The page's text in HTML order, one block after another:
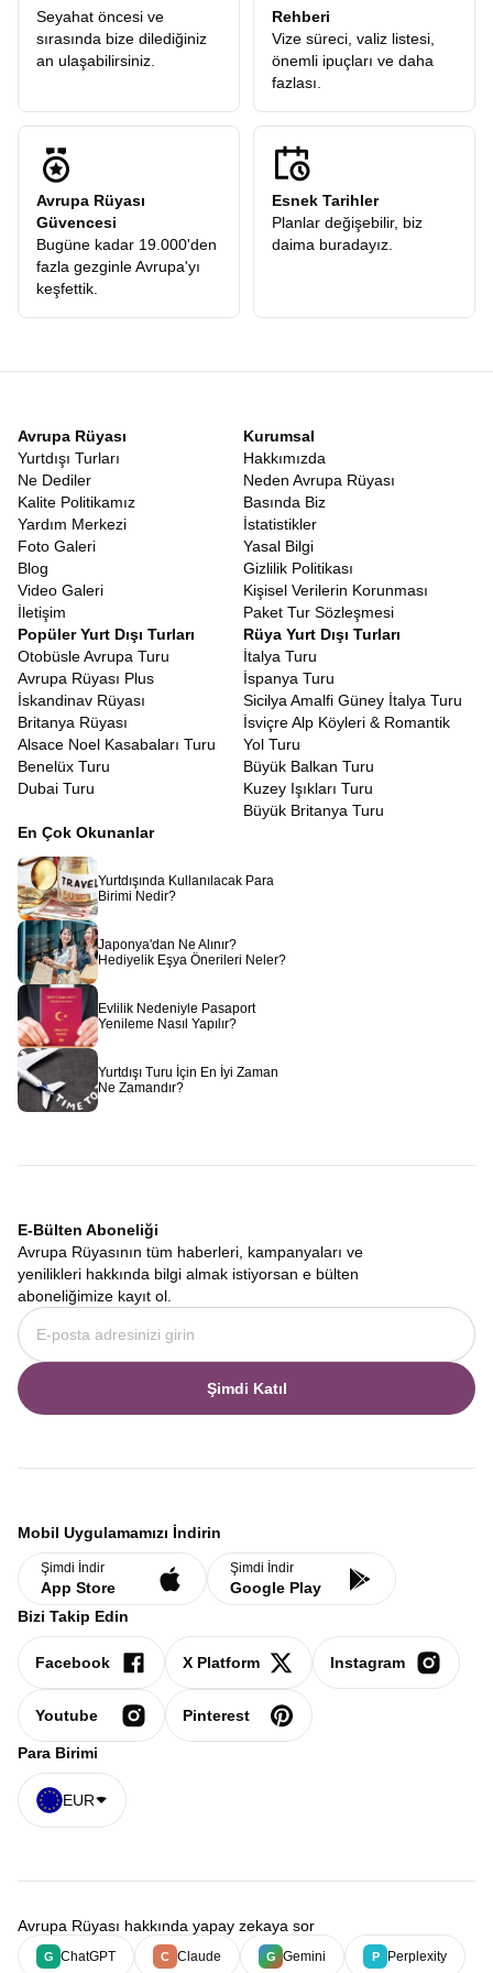
Seyahat öncesi ve
sırasında bize dilediğiniz
an ulaşabilirsiniz.
Rehberi
Vize süreci, valiz listesi,
önemli ipuçları ve daha
fazlası.
Avrupa Rüyası
Güvencesi
Bugüne kadar 19.000'den
fazla gezginle Avrupa'yı
keşfettik.
Esnek Tarihler
Planlar değişebilir, biz
daima buradayız.
Avrupa Rüyası
Yurtdışı Turları
Ne Dediler
Kalite Politikamız
Yardım Merkezi
Foto Galeri
Blog
Video Galeri
İletişim
Kurumsal
Hakkımızda
Neden Avrupa Rüyası
Basında Biz
İstatistikler
Yasal Bilgi
Gizlilik Politikası
Kişisel Verilerin Korunması
Paket Tur Sözleşmesi
Popüler Yurt Dışı Turları
Otobüsle Avrupa Turu
Avrupa Rüyası Plus
İskandinav Rüyası
Britanya Rüyası
Alsace Noel Kasabaları Turu
Benelüx Turu
Dubai Turu
Rüya Yurt Dışı Turları
İtalya Turu
İspanya Turu
Sicilya Amalfi Güney İtalya Turu
İsviçre Alp Köyleri & Romantik
Yol Turu
Büyük Balkan Turu
Kuzey Işıkları Turu
Büyük Britanya Turu
En Çok Okunanlar
Yurtdışında Kullanılacak Para
Birimi Nedir?
Japonya'dan Ne Alınır?
Hediyelik Eşya Önerileri Neler?
Evlilik Nedeniyle Pasaport
Yenileme Nasıl Yapılır?
Yurtdışı Turu İçin En İyi Zaman
Ne Zamandır?
E-Bülten Aboneliği
Avrupa Rüyasının tüm haberleri, kampanyaları ve
yenilikleri hakkında bilgi almak istiyorsan e bülten
aboneliğimize kayıt ol.
Şimdi Katıl
Mobil Uygulamamızı İndirin
Şimdi İndir
App Store
Şimdi İndir
Google Play
Bizi Takip Edin
Facebook X Platform Instagram
Youtube Pinterest
Para Birimi
EUR
Avrupa Rüyası hakkında yapay zekaya sor
G ChatGPT C Claude G Gemini P Perplexity